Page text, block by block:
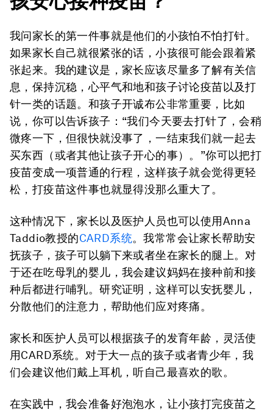
我问家长的第一件事就是他们的小孩怕不怕打针。
如果家长自己就很紧张的话，小孩很可能会跟着紧
张起来。我的建议是，家长应该尽量多了解有关信
息，保持沉稳，心平气和地和孩子讨论疫苗以及打
针一类的话题。和孩子开诚布公非常重要，比如
说，你可以告诉孩子：“我们今天要去打针了，会稍
微疼一下，但很快就没事了，一结束我们就一起去
买东西（或者其他让孩子开心的事）。”你可以把打
疫苗变成一项普通的行程，这样孩子就会觉得更轻
松，打疫苗这件事也就显得没那么重大了。
这种情况下，家长以及医护人员也可以使用Anna
Taddio教授的CARD系统。我常常会让家长帮助安
抚孩子，孩子可以躺下来或者坐在家长的腿上。对
于还在吃母乳的婴儿，我会建议妈妈在接种前和接
种后都进行哺乳。研究证明，这样可以安抚婴儿，
分散他们的注意力，帮助他们应对疼痛。
家长和医护人员可以根据孩子的发育年龄，灵活使
用CARD系统。对于大一点的孩子或者青少年，我
们会建议他们戴上耳机，听自己最喜欢的歌。
在实践中，我会准备好泡泡水，让小孩打完疫苗之